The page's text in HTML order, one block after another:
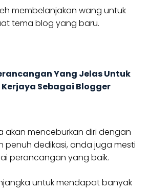
membelanjakan wang untuk
tema blog yang baru.
Yang Jelas Untuk
Sebagai Blogger
akan menceburkan diri dengan
dedikasi, anda juga mesti
perancangan yang baik.
untuk mendapat banyak